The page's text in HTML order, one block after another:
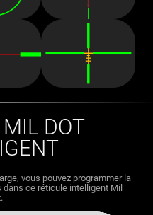
MIL DOT
vous pouvez programmer la
dans ce réticule intelligent Mil